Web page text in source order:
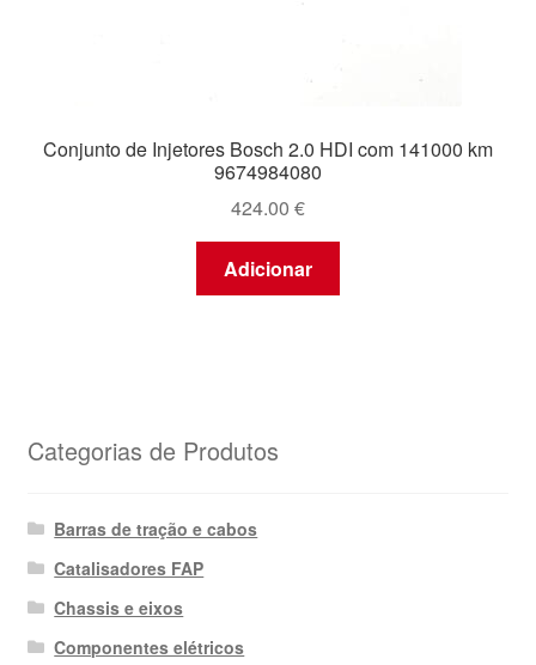
Conjunto de Injetores Bosch 2.0 HDI com 141000 km
9674984080
424.00 €
Adicionar
Categorias de Produtos
Barras de tração e cabos
Catalisadores FAP
Chassis e eixos
Componentes elétricos